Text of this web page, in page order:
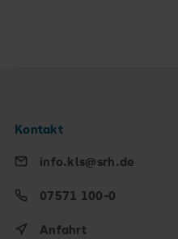
Kontakt
info.kls@srh.de
07571 100-0
Anfahrt